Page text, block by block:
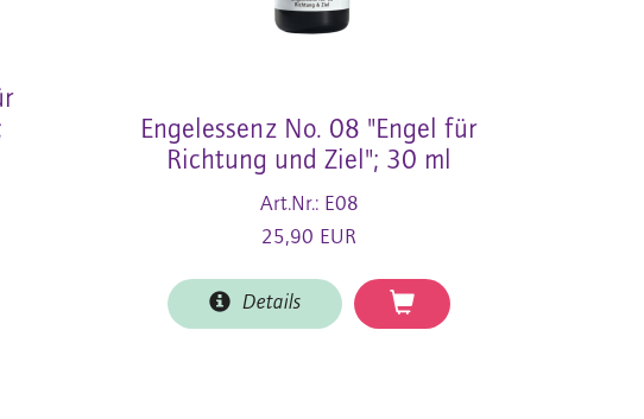
Engelessenz No. 08 "Engel für
Richtung und Ziel"; 30 ml
Art.Nr.: E08
25,90 EUR
Details